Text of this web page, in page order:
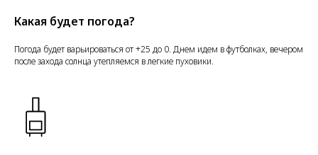
Какая будет погода?
Погода будет варьироваться от +25 до 0. Днем идем в футболках, вечером
после захода солнца утепляемся в легкие пуховики.